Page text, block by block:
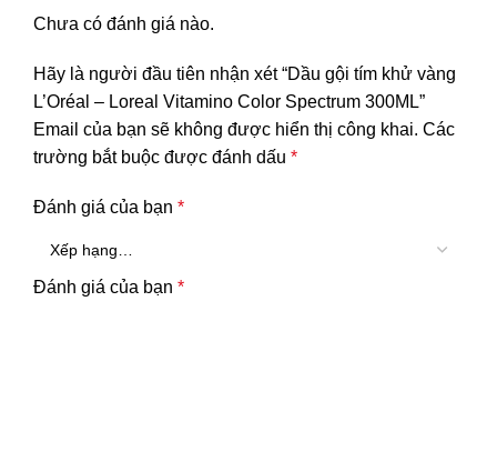
Chưa có đánh giá nào.
Hãy là người đầu tiên nhận xét “Dầu gội tím khử vàng
L’Oréal – Loreal Vitamino Color Spectrum 300ML”
Email của bạn sẽ không được hiển thị công khai. Các
trường bắt buộc được đánh dấu *
Đánh giá của bạn *
Đánh giá của bạn *